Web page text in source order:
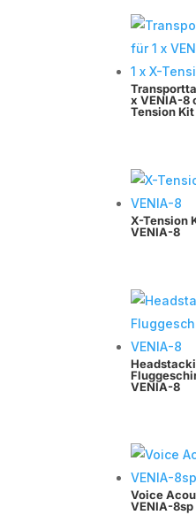
x VENIA-8
Tension Kit
X-Tension
VENIA-8
VENIA-8
Voice
VENIA-8sp